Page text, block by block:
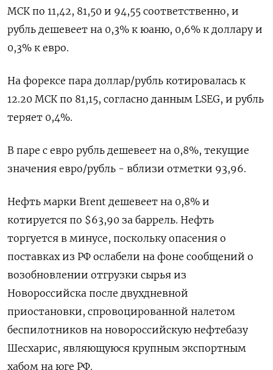
МСК по 11,42, 81,50 и 94,55 соответственно, и
рубль дешевеет на 0,3% к юаню, 0,6% к доллару и
0,3% к евро.
На форексе пара доллар/рубль котировалась к
12.20 МСК по 81,15, согласно данным LSEG, и рубль
теряет 0,4%.
В паре с евро рубль дешевеет на 0,8%, текущие
значения евро/рубль - вблизи отметки 93,96.
Нефть марки Brent дешевеет на 0,8% и
котируется по $63,90 за баррель. Нефть
торгуется в минусе, поскольку опасения о
поставках из РФ ослабели на фоне сообщений о
возобновлении отгрузки сырья из
Новороссийска после двухдневной
приостановки, спровоцированной налетом
беспилотников на новороссийскую нефтебазу
Шесхарис, являющуюся крупным экспортным
хабом на юге РФ.